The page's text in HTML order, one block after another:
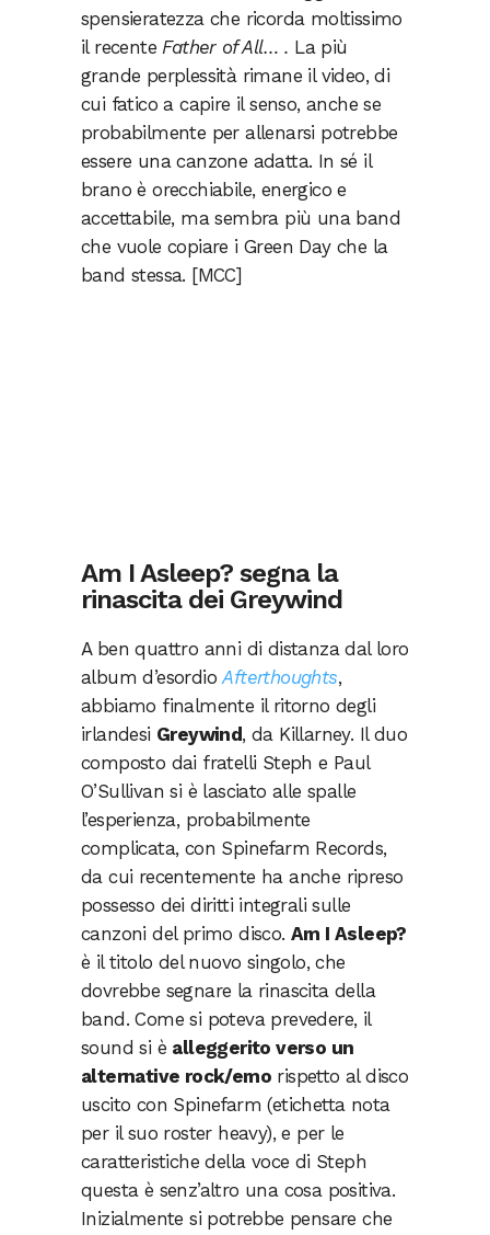
spensieratezza che ricorda moltissimo
il recente Father of All… . La più
grande perplessità rimane il video, di
cui fatico a capire il senso, anche se
probabilmente per allenarsi potrebbe
essere una canzone adatta. In sé il
brano è orecchiabile, energico e
accettabile, ma sembra più una band
che vuole copiare i Green Day che la
band stessa. [MCC]
Am I Asleep? segna la
rinascita dei Greywind
A ben quattro anni di distanza dal loro
album d’esordioAfterthoughts,
abbiamo finalmente il ritorno degli
irlandesi Greywind , da Killarney. Il duo
composto dai fratelli Steph e Paul
O’Sullivan si è lasciato alle spalle
l’esperienza, probabilmente
complicata, con Spinefarm Records,
da cui recentemente ha anche ripreso
possesso dei diritti integrali sulle
canzoni del primo disco. Am I Asleep?
è il titolo del nuovo singolo, che
dovrebbe segnare la rinascita della
band. Come si poteva prevedere, il
sound si è alleggerito verso un
alternative rock/emo rispetto al disco
uscito con Spinefarm (etichetta nota
per il suo roster heavy), e per le
caratteristiche della voce di Steph
questa è senz’altro una cosa positiva.
Inizialmente si potrebbe pensare che